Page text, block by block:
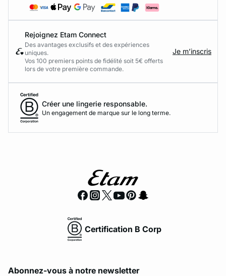
Rejoignez Etam Connect
Des avantages exclusifs et des expériences
uniques.
Vos 100 premiers points de fidélité soit 5€ offerts
lors de votre première commande.​
Je m’inscris
Créer une lingerie responsable.
Un engagement de marque sur le long terme.
Certification B Corp
Abonnez-vous à notre newsletter